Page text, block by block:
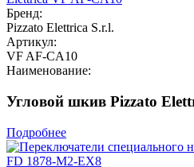
Бренд:
Pizzato Elettrica S.r.l.
Артикул:
VF AF-CA10
Наименование:
Угловой шкив Pizzato
Подробнее